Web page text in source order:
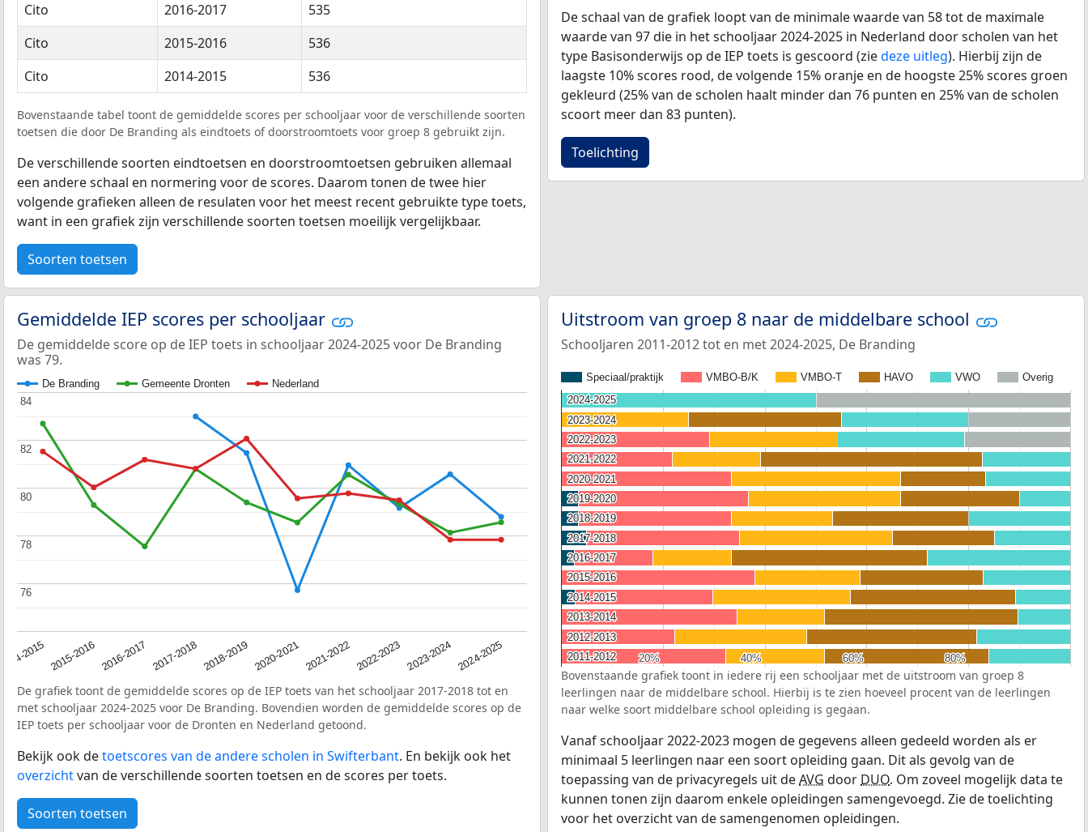
Cito
2016-2017
535
Cito
2015-2016
536
Cito
2014-2015 536
Bovenstaande tabel toont de gemiddelde scores per schooljaar voor de verschillende soorten
toetsen die door De Branding als eindtoets of doorstroomtoets voor groep 8 gebruikt zijn.
De verschillende soorten eindtoetsen en doorstroomtoetsen gebruiken allemaal
een andere schaal en normering voor de scores. Daarom tonen de twee hier
volgende grafieken alleen de resulaten voor het meest recent gebruikte type toets,
want in een grafiek zijn verschillende soorten toetsen moeilijk vergelijkbaar.
Soorten toetsen
De schaal van de grafiek loopt van de minimale waarde van 58 tot de maximale
waarde van 97 die in het schooljaar 2024-2025 in Nederland door scholen van het
type Basisonderwijs op de IEP toets is gescoord (ziedeze uitleg). Hierbij zijn de
laagste 10% scores rood, de volgende 15% oranje en de hoogste 25% scores groen
gekleurd (25% van de scholen haalt minder dan 76 punten en 25% van de scholen
scoort meer dan 83 punten).
Toelichting
Gemiddelde IEP scores per schooljaar
De gemiddelde score op de IEP toets in schooljaar 2024-2025 voor De Branding
was 79.
De Branding Gemeente Dronten Nederland
2015 2015-2016 2016-2017 2017-2018 2018-2019 2020-20212021-20222022-2023 2023-2024 2024-2025
76
76
78
78
80
80
82
82
84
84
De grafiek toont de gemiddelde scores op de IEP toets van het schooljaar 2017-2018 tot en
met schooljaar 2024-2025 voor De Branding. Bovendien worden de gemiddelde scores op de
IEP toets per schooljaar voor de Dronten en Nederland getoond.
Bekijk ook detoetscores van de andere scholen in Swifterbant. En bekijk ook het
overzichtvan de verschillende soorten toetsen en de scores per toets.
Soorten toetsen
Uitstroom van groep 8 naar de middelbare school
Schooljaren 2011-2012 tot en met 2024-2025, De Branding
Speciaal/praktijk VMBO-B/K VMBO-T HAVO VWO Overig
20%
20% 40%
40% 60%
60% 80%
80%
2024-2025
2024-2025
2023-2024
2023-2024
2022-2023
2022-2023
2021-2022
2021-2022
2020-2021
2020-2021
2019-2020
2019-2020
2018-2019
2018-2019
2017-2018
2017-2018
2016-2017
2016-2017
2015-2016
2015-2016
2014-2015
2014-2015
2013-2014
2013-2014
2012-2013
2012-2013
2011-2012
2011-2012
Bovenstaande grafiek toont in iedere rij een schooljaar met de uitstroom van groep 8
leerlingen naar de middelbare school. Hierbij is te zien hoeveel procent van de leerlingen
naar welke soort middelbare school opleiding is gegaan.
Vanaf schooljaar 2022-2023 mogen de gegevens alleen gedeeld worden als er
minimaal 5 leerlingen naar een soort opleiding gaan. Dit als gevolg van de
toepassing van de privacyregels uit deAVG door DUO. Om zoveel mogelijk data te
kunnen tonen zijn daarom enkele opleidingen samengevoegd. Zie de toelichting
voor het overzicht van de samengenomen opleidingen.